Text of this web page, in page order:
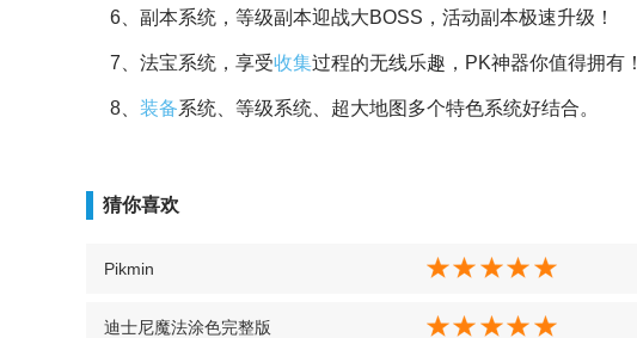
6、副本系统，等级副本迎战大BOSS，活动副本极速升级！
7、法宝系统，享受收集过程的无线乐趣，PK神器你值得拥有！
8、 装备系统、等级系统、超大地图多个特色系统好结合。
猜你喜欢
Pikmin
迪士尼魔法涂色完整版